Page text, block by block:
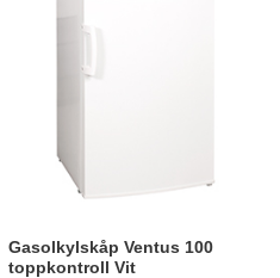
Gasolkylskåp Ventus 100
toppkontroll Vit